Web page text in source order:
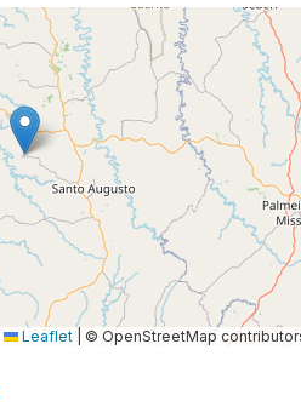
Leaflet © OpenStreetMap